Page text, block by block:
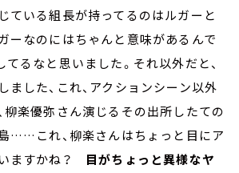
ている組長が持ってるのはルガーと
なのにはちゃんと意味があるんで
てるなと思いました。それ以外だと、
ました、これ、アクションシーン以外
柳楽優弥さん演じるその出所したての
……これ、柳楽さんはちょっと目にア
ますかね？ 目がちょっと異様なヤ